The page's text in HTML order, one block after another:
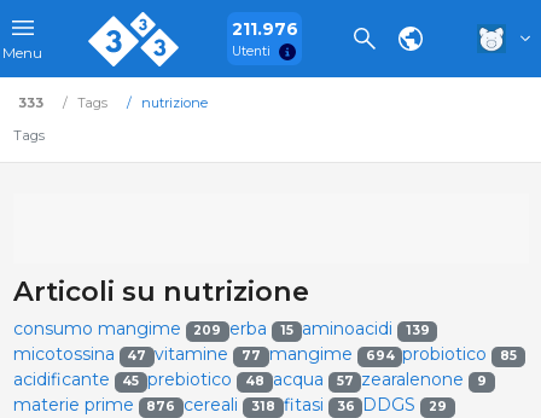
Menu
211.976
Utenti
333 Tags
nutrizione
Tags
Articoli su nutrizione
consumo mangime 209 erba 15 aminoacidi 139
micotossina 47 vitamine 77 mangime 694 probiotico 85
acidificante 45 prebiotico 48 acqua 57 zearalenone 9
materie prime 876 cereali 318 fitasi 36 DDGS 29